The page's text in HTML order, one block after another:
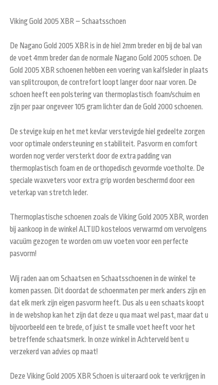
Viking Gold 2005 XBR – Schaatsschoen
De Nagano Gold 2005 XBR is in de hiel 2mm breder en bij de bal van
de voet 4mm breder dan de normale Nagano Gold 2005 schoen. De
Gold 2005 XBR schoenen hebben een voering van kalfsleder in plaats
van splitcroupon, de contrefort loopt langer door naar voren. De
schoen heeft een polstering van thermoplastisch foam/schuim en
zijn per paar ongeveer 105 gram lichter dan de Gold 2000 schoenen.
De stevige kuip en het met kevlar verstevigde hiel gedeelte zorgen
voor optimale ondersteuning en stabiliteit. Pasvorm en comfort
worden nog verder versterkt door de extra padding van
thermoplastisch foam en de orthopedisch gevormde voetholte. De
speciale waxveters voor extra grip worden beschermd door een
veterkap van stretch leder.
Thermoplastische schoenen zoals de Viking Gold 2005 XBR, worden
bij aankoop in de winkel ALTIJD kosteloos verwarmd om vervolgens
vacuüm gezogen te worden om uw voeten voor een perfecte
pasvorm!
Wij raden aan om Schaatsen en Schaatsschoenen in de winkel te
komen passen. Dit doordat de schoenmaten per merk anders zijn en
dat elk merk zijn eigen pasvorm heeft. Dus als u een schaats koopt
in de webshop kan het zijn dat deze u qua maat wel past, maar dat u
bijvoorbeeld een te brede, of juist te smalle voet heeft voor het
betreffende schaatsmerk. In onze winkel in Achterveld bent u
verzekerd van advies op maat!
Deze Viking Gold 2005 XBR Schoen is uiteraard ook te verkrijgen in